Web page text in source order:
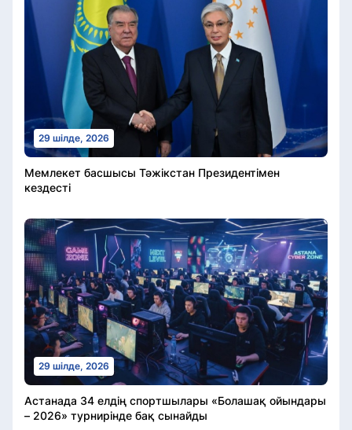
29 шілде, 2026
Мемлекет басшысы Тәжікстан Президентімен
кездесті
29 шілде, 2026
Астанада 34 елдің спортшылары «Болашақ ойындары
– 2026» турнирінде бақ сынайды